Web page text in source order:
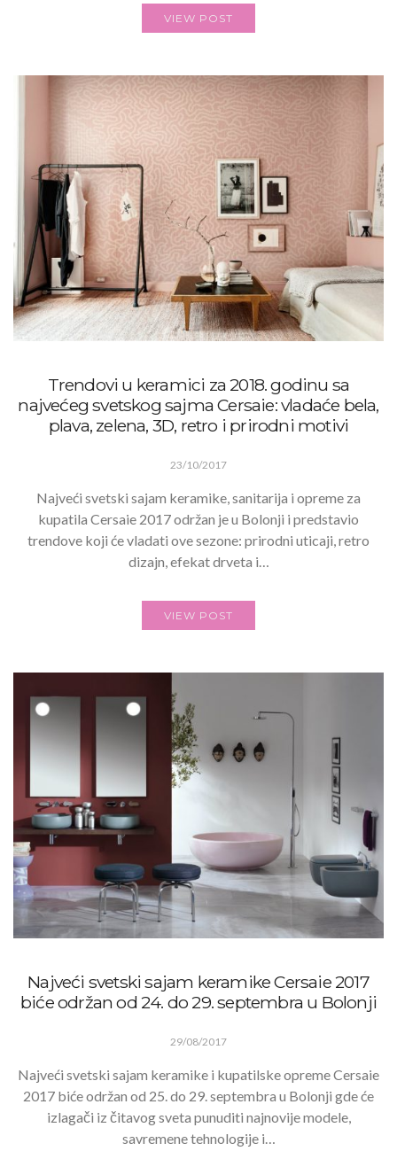
VIEW POST
Trendovi u keramici za 2018. godinu sa
najvećeg svetskog sajma Cersaie: vladaće bela,
plava, zelena, 3D, retro i prirodni motivi
23/10/2017
Najveći svetski sajam keramike, sanitarija i opreme za
kupatila Cersaie 2017 održan je u Bolonji i predstavio
trendove koji će vladati ove sezone: prirodni uticaji, retro
dizajn, efekat drveta i…
VIEW POST
Najveći svetski sajam keramike Cersaie 2017
biće održan od 24. do 29. septembra u Bolonji
29/08/2017
Najveći svetski sajam keramike i kupatilske opreme Cersaie
2017 biće održan od 25. do 29. septembra u Bolonji gde će
izlagači iz čitavog sveta punuditi najnovije modele,
savremene tehnologije i…